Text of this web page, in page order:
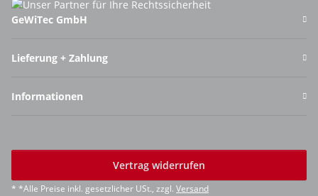
GeWiTec GmbH
Lieferung + Zahlung
Informationen
Vertrag widerrufen
* *Alle Preise inkl. gesetzlicher USt., zzgl. Versand